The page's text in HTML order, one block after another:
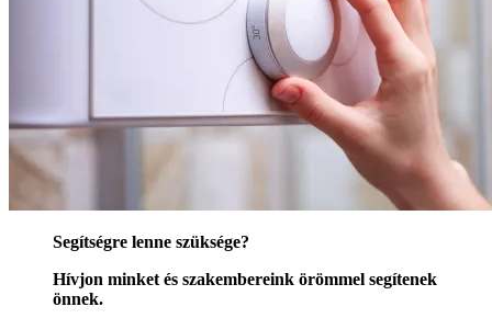
Segítségre lenne szüksége?
Hívjon minket és szakembereink örömmel segítenek
önnek.